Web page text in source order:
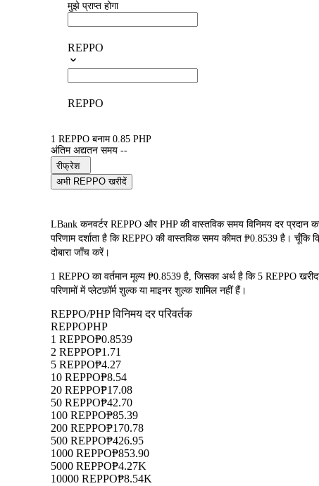
मुझे प्राप्त होगा
REPPO
REPPO
1 REPPO बनाम 0.85 PHP
अंतिम अद्यतन समय --
रीफ्रेश
अभी REPPO खरीदें
LBank कनवर्टर REPPO और PHP की वास्तविक समय विनिमय दर
परिणाम दर्शाता है कि REPPO की वास्तविक समय कीमत ₱0.8539 है।
दोबारा जाँच करें।
1 REPPO का वर्तमान मूल्य ₱0.8539 है, जिसका अर्थ है कि 5 REPPO
परिणामों में प्लेटफ़ॉर्म शुल्क या माइनर शुल्क शामिल नहीं हैं।
REPPO/PHP विनिमय दर परिवर्तक
REPPOPHP
1 REPPO₱0.8539
2 REPPO₱1.71
5 REPPO₱4.27
10 REPPO₱8.54
20 REPPO₱17.08
50 REPPO₱42.70
100 REPPO₱85.39
200 REPPO₱170.78
500 REPPO₱426.95
1000 REPPO₱853.90
5000 REPPO₱4.27K
10000 REPPO₱8.54K